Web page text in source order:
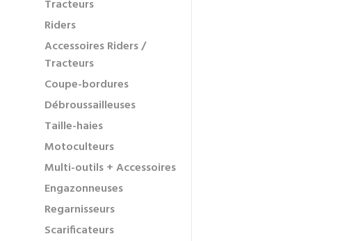
Tracteurs
Riders
Accessoires Riders /
Tracteurs
Coupe-bordures
Débroussailleuses
Taille-haies
Motoculteurs
Multi-outils + Accessoires
Engazonneuses
Regarnisseurs
Scarificateurs